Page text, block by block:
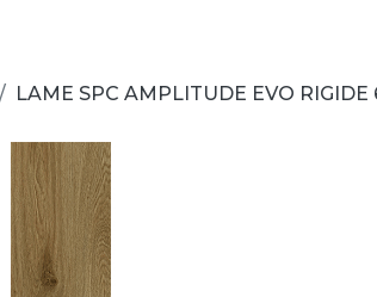
LAME SPC AMPLITUDE EVO